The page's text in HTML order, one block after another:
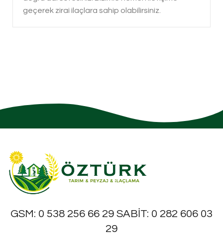
geçerek zirai ilaçlara sahip olabilirsiniz.
GSM: 0 538 256 66 29 SABİT: 0 282 606 03
29